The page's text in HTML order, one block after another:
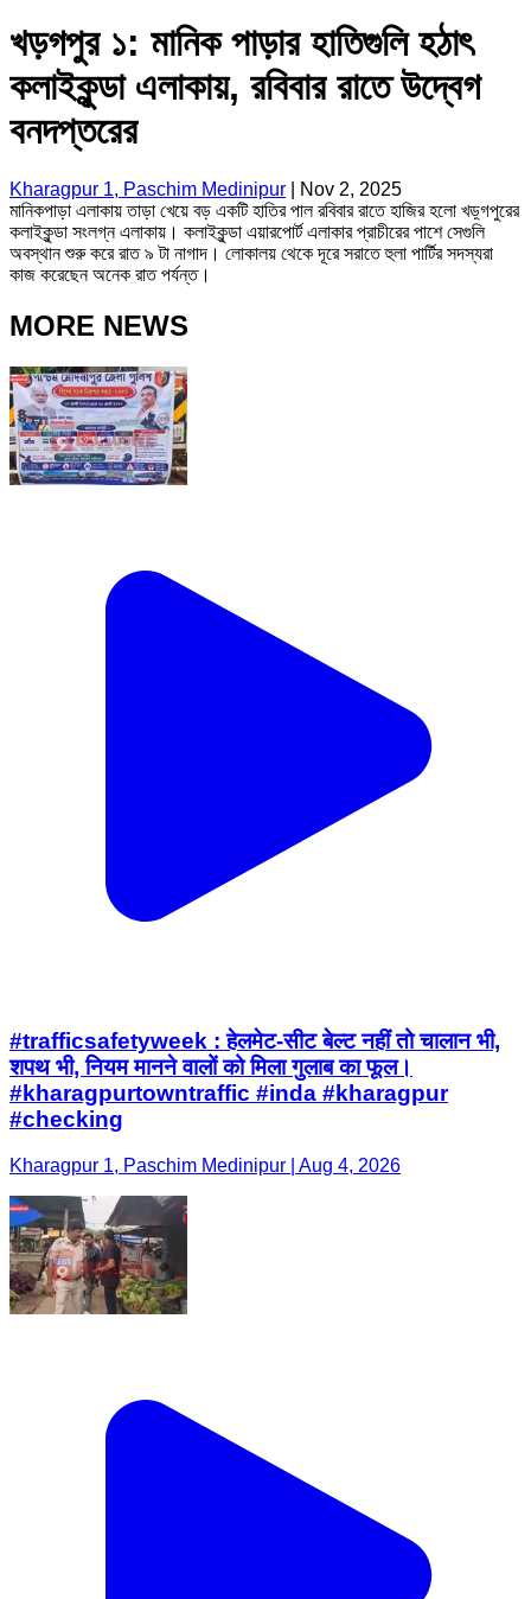
খড়গপুর ১: মানিক পাড়ার হাতিগুলি হঠাৎ
কলাইকুন্ডা এলাকায়, রবিবার রাতে উদ্বেগ
বনদপ্তরের
Kharagpur 1, Paschim Medinipur
Nov 2, 2025
মানিকপাড়া এলাকায় তাড়া খেয়ে বড় একটি হাতির পাল রবিবার রাতে হাজির হলো খড়্গপুরের
কলাইকুন্ডা সংলগ্ন এলাকায়। কলাইকুন্ডা এয়ারপোর্ট এলাকার প্রাচীরের পাশে সেগুলি
অবস্থান শুরু করে রাত ৯ টা নাগাদ। লোকালয় থেকে দূরে সরাতে হুলা পার্টির সদস্যরা
কাজ করেছেন অনেক রাত পর্যন্ত।
MORE NEWS
#trafficsafetyweek : हेलमेट-सीट बेल्ट नहीं तो चालान भी,
शपथ भी, नियम मानने वालों को मिला गुलाब का फूल।
#kharagpurtowntraffic #inda #kharagpur
#checking
Kharagpur 1, Paschim Medinipur | Aug 4, 2026